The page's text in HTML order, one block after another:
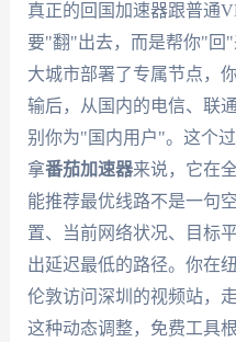
真正的回国加速器跟普通
要"翻"出去，而是帮你"回
大城市部署了专属节点，
输后，从国内的电信、联
别你为"国内用户"。这个
拿番茄加速器来说，它在
能推荐最优线路不是一句
置、当前网络状况、目标
出延迟最低的路径。你在
伦敦访问深圳的视频站，
这种动态调整，免费工具